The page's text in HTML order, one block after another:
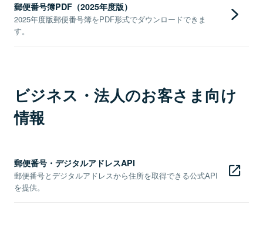
郵便番号簿PDF（2025年度版）
2025年度版郵便番号簿をPDF形式でダウンロードできま
す。
ビジネス・法人のお客さま向け
情報
郵便番号・デジタルアドレスAPI
郵便番号とデジタルアドレスから住所を取得できる公式API
を提供。